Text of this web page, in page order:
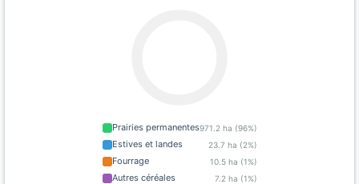
Prairies permanentes971.2 ha (96%)
Estives et landes 23.7 ha (2%)
Fourrage 10.5 ha (1%)
Autres céréales 7.2 ha (1%)